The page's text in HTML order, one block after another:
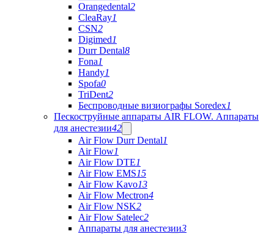
Orangedental2
CleaRay1
CSN2
Digimed1
Durr Dental8
Fona1
Handy1
Spofa0
TriDent2
Беспроводные визиографы Soredex1
Пескоструйные аппараты AIR FLOW. Аппараты
для анестезии42
Air Flow Durr Dental1
Air Flow1
Air Flow DTE1
Air Flow EMS15
Air Flow Kavo13
Air Flow Mectron4
Air Flow NSK2
Air Flow Satelec2
Аппараты для анестезии3